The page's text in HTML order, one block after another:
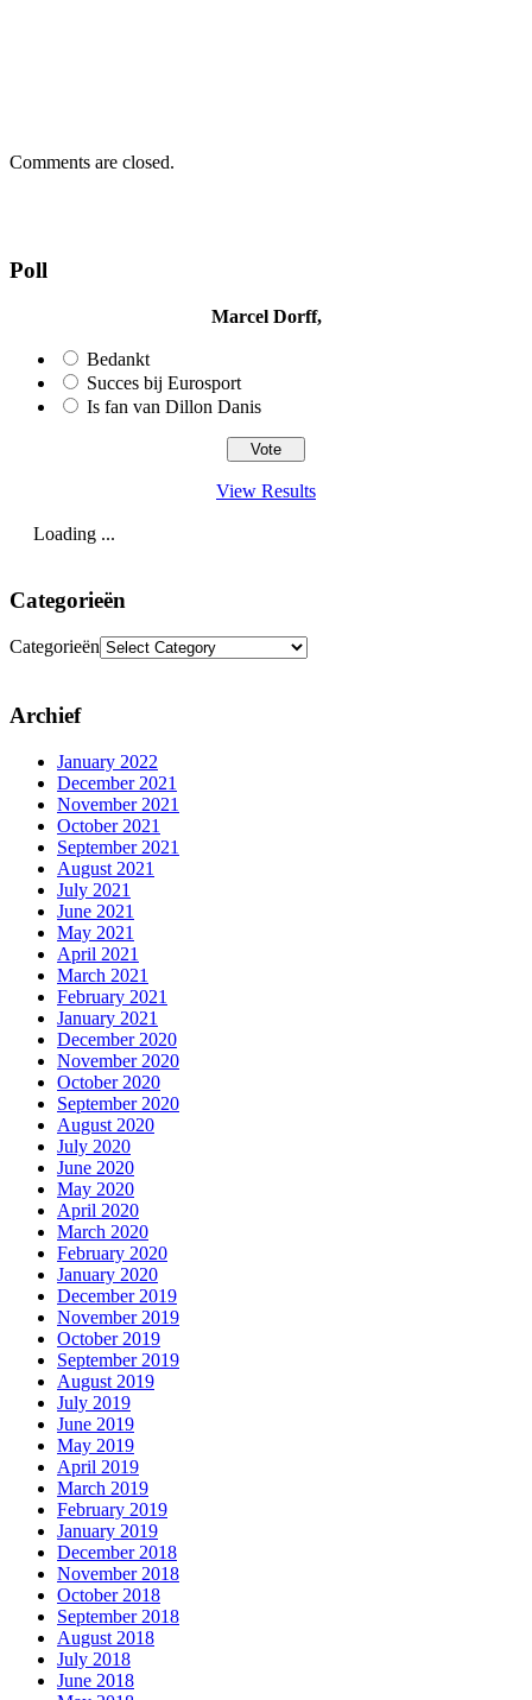
Comments are closed.
Poll
Marcel Dorff,
Bedankt
Succes bij Eurosport
Is fan van Dillon Danis
View Results
Loading ...
Categorieën
Categorieën
Archief
January 2022
December 2021
November 2021
October 2021
September 2021
August 2021
July 2021
June 2021
May 2021
April 2021
March 2021
February 2021
January 2021
December 2020
November 2020
October 2020
September 2020
August 2020
July 2020
June 2020
May 2020
April 2020
March 2020
February 2020
January 2020
December 2019
November 2019
October 2019
September 2019
August 2019
July 2019
June 2019
May 2019
April 2019
March 2019
February 2019
January 2019
December 2018
November 2018
October 2018
September 2018
August 2018
July 2018
June 2018